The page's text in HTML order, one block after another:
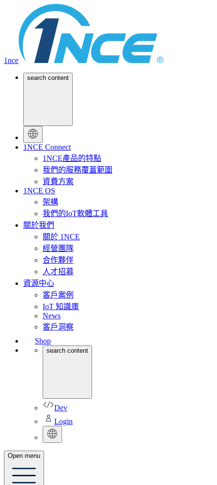
1nce
search content
1NCE Connect
1NCE產品的特點
我們的服務覆蓋範圍
資費方案
1NCE OS
架構
我們的IoT軟體工具
關於我們
關於 1NCE
經營團隊
合作夥伴
人才招募
資源中心
客戶案例
IoT 知識庫
News
客戶洞察
Shop
search content
Dev
Login
Open menu